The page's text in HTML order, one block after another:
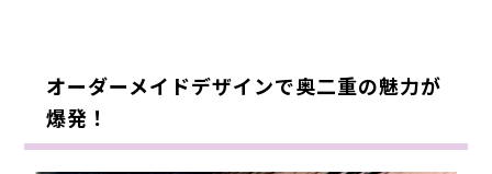
オーダーメイドデザインで奥二重の魅力が
爆発！